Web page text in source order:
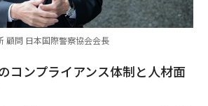
顧問 日本国際警察協会会長
コンプライアンス体制と人材面